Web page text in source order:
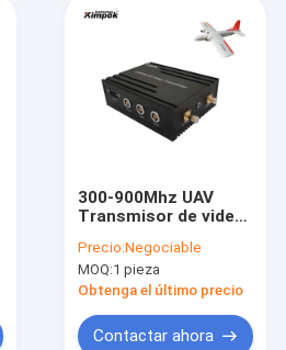
300-900Mhz UAV
Transmisor de video
COFDM Drone de
largo alcance enlace
de datos con molde
máxima 450km / h
Precio:Negociable
MOQ:1 pieza
Obtenga el último precio
Contactar ahora